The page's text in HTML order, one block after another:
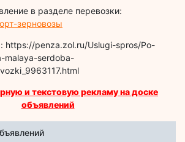
в разделе перевозки:
зерновозы
https://penza.zol.ru/Uslugi-spros/Po-
malaya-serdoba-
и текстовую рекламу на доске
объявлений